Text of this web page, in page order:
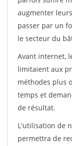
augmenter
passer par un
le secteur du
Avant internet,
limitaient aux
méthodes plus
temps et
de résultat.
L'utilisation de
permettra de